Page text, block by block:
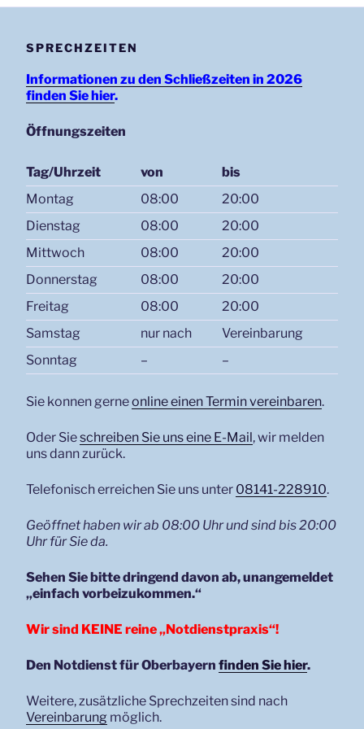
SPRECHZEITEN
Informationen zu den Schließzeiten in 2026
finden Sie hier.
Öffnungszeiten
Tag/Uhrzeit von
bis
Montag
08:00
20:00
Dienstag
08:00
20:00
Mittwoch
08:00
20:00
Donnerstag
08:00
20:00
Freitag
08:00
20:00
Samstag
nur nach
Vereinbarung
Sonntag
– –
Sie konnen gerneonline einen Termin vereinbaren.
Oder Sieschreiben Sie uns eine E-Mail, wir melden
uns dann zurück.
Telefonisch erreichen Sie uns unter 08141-228910.
Geöffnet haben wir ab 08:00 Uhr und sind bis 20:00
Uhr für Sie da.
Sehen Sie bitte dringend davon ab, unangemeldet
„einfach vorbeizukommen.“
Wir sind KEINE reine „Notdienstpraxis“!
Den Notdienst für Oberbayern finden Sie hier.
Weitere, zusätzliche Sprechzeiten sind nach
Vereinbarung möglich.